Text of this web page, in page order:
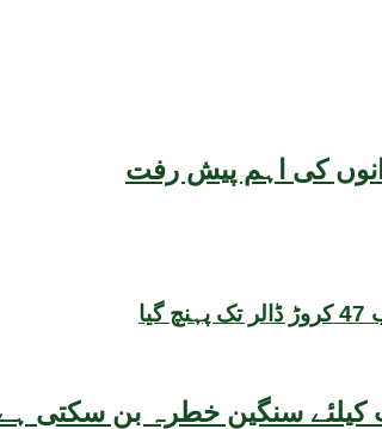
کی اہم پیش رفت